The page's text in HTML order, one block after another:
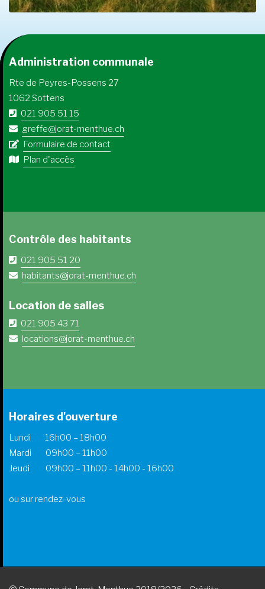
Administration communale
Rte de Peyres-Possens 27
1062 Sottens
021 905 51 15
greffe@jorat-menthue.ch
Formulaire de contact
Plan d'accès
Contrôle des habitants
021 905 51 20
habitants@jorat-menthue.ch
Location de salles
021 905 43 71
locations@jorat-menthue.ch
Horaires d'ouverture
Lundi 16h00 – 18h00
Mardi 09h00 – 11h00
Jeudi 09h00 – 11h00 - 14h00 - 16h00
ou sur rendez-vous